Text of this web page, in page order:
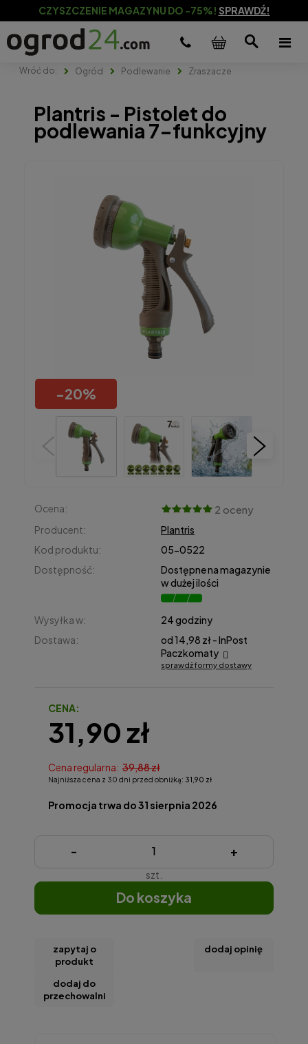
CZYSZCZENIE MAGAZYNU DO -75%! SPRAWDŹ!
Ogród Podlewanie Zraszacze
Plantris - Pistolet do
podlewania 7-funkcyjny
-20%
Ocena: 2 oceny
Producent:
Plantris
Kod produktu:
05-0522
Dostępność:
Dostępne na magazynie
w dużej ilości
Wysyłka w:
24 godziny
Dostawa:
od 14,98 zł- InPost
Paczkomaty
Cena nie zawiera ewentualnych kosztów płatności
sprawdź formy dostawy
CENA:
31,90 zł
Cena regularna: 39,88 zł
Najniższa cena z 30 dni przed obniżką: 31,90 zł
Promocja trwa do 31 sierpnia 2026
- +
szt.
do koszyka
zapytaj o
produkt
dodaj opinię
dodaj do
przechowalni